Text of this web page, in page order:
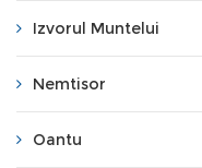
Izvorul Muntelui
Nemtisor
Oantu